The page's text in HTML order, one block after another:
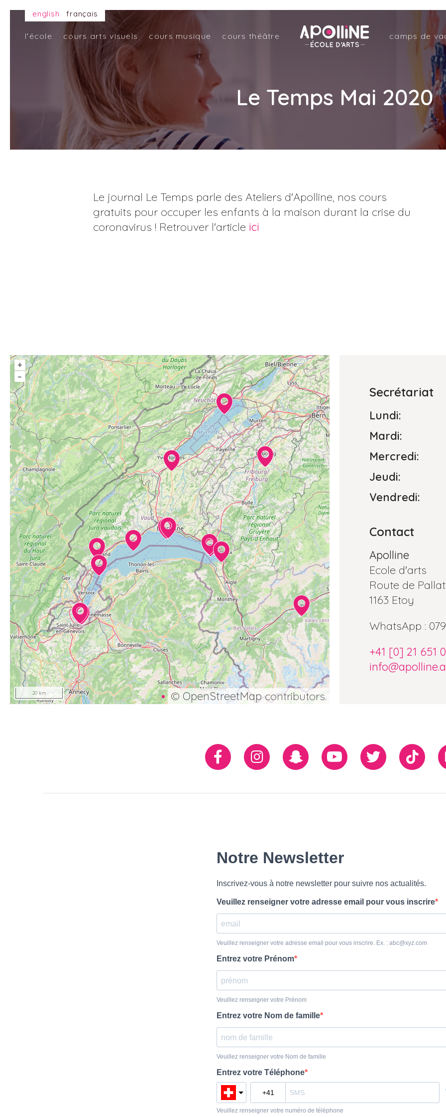
Apolline
–
École
l'école cours arts visuels cours musique cours théâtre camps de
english français
Le Temps Mai 2020
Le journal Le Temps parle des Ateliers d'Apolline, nos cours
gratuits pour occuper les enfants à la maison durant la crise du
coronavirus ! Retrouver l'article ici
© OpenStreetMapcontributors.
+
–
20 km
Secrétariat
Lundi:
Mardi:
Mercredi:
Jeudi:
Vendredi:
Contact
Apolline
Ecole d'arts
Route de
1163 Etoy
WhatsApp :
+41 [0] 21 651
FacebookInstagramSnapchatYoutubeTwiiter